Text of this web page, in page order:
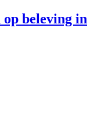
beleving in